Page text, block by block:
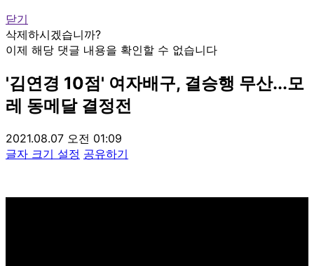
닫기
삭제하시겠습니까?
이제 해당 댓글 내용을 확인할 수 없습니다
'김연경 10점' 여자배구, 결승행 무산...모
레 동메달 결정전
2021.08.07 오전 01:09
글자 크기 설정 공유하기